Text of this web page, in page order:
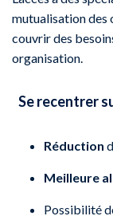
mutualisation des
couvrir des
organisation.
Se recentrer
Réduction
Meilleure
Possibilité